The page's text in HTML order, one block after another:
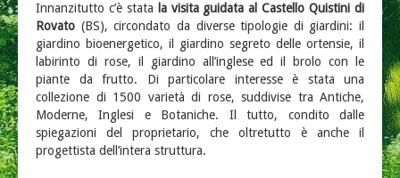
Innanzitutto c’è stata la visita guidata al Castello Quistini di
Rovato (BS), circondato da diverse tipologie di giardini: il
giardino bioenergetico, il giardino segreto delle ortensie, il
labirinto di rose, il giardino all’inglese ed il brolo con le
piante da frutto. Di particolare interesse è stata una
collezione di 1500 varietà di rose, suddivise tra Antiche,
Moderne, Inglesi e Botaniche. Il tutto, condito dalle
spiegazioni del proprietario, che oltretutto è anche il
progettista dell’intera struttura.